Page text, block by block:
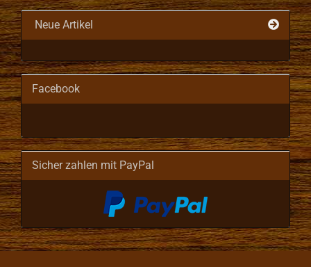
Neue Artikel
Facebook
Sicher zahlen mit PayPal